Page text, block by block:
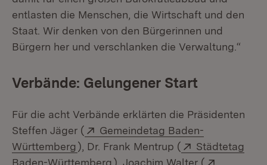
entlasten die Menschen, die Wirtschaft und den
Staat. Wir denken von den Bürgerinnen und
Bürgern her und verschlanken die Verwaltung.“
Verbände: Gelungener Start
Für die acht Verbände erklärten die Präsidenten
Steffen Jäger (
Extern:
Gemeindetag Baden-
Württemberg(Öffnet in neuem Fenster)
), Dr. Frank Mentrup ( Extern:
Städtetag
Baden-Württemberg(Öffnet in neuem Fenster)
), Joachim Walter (